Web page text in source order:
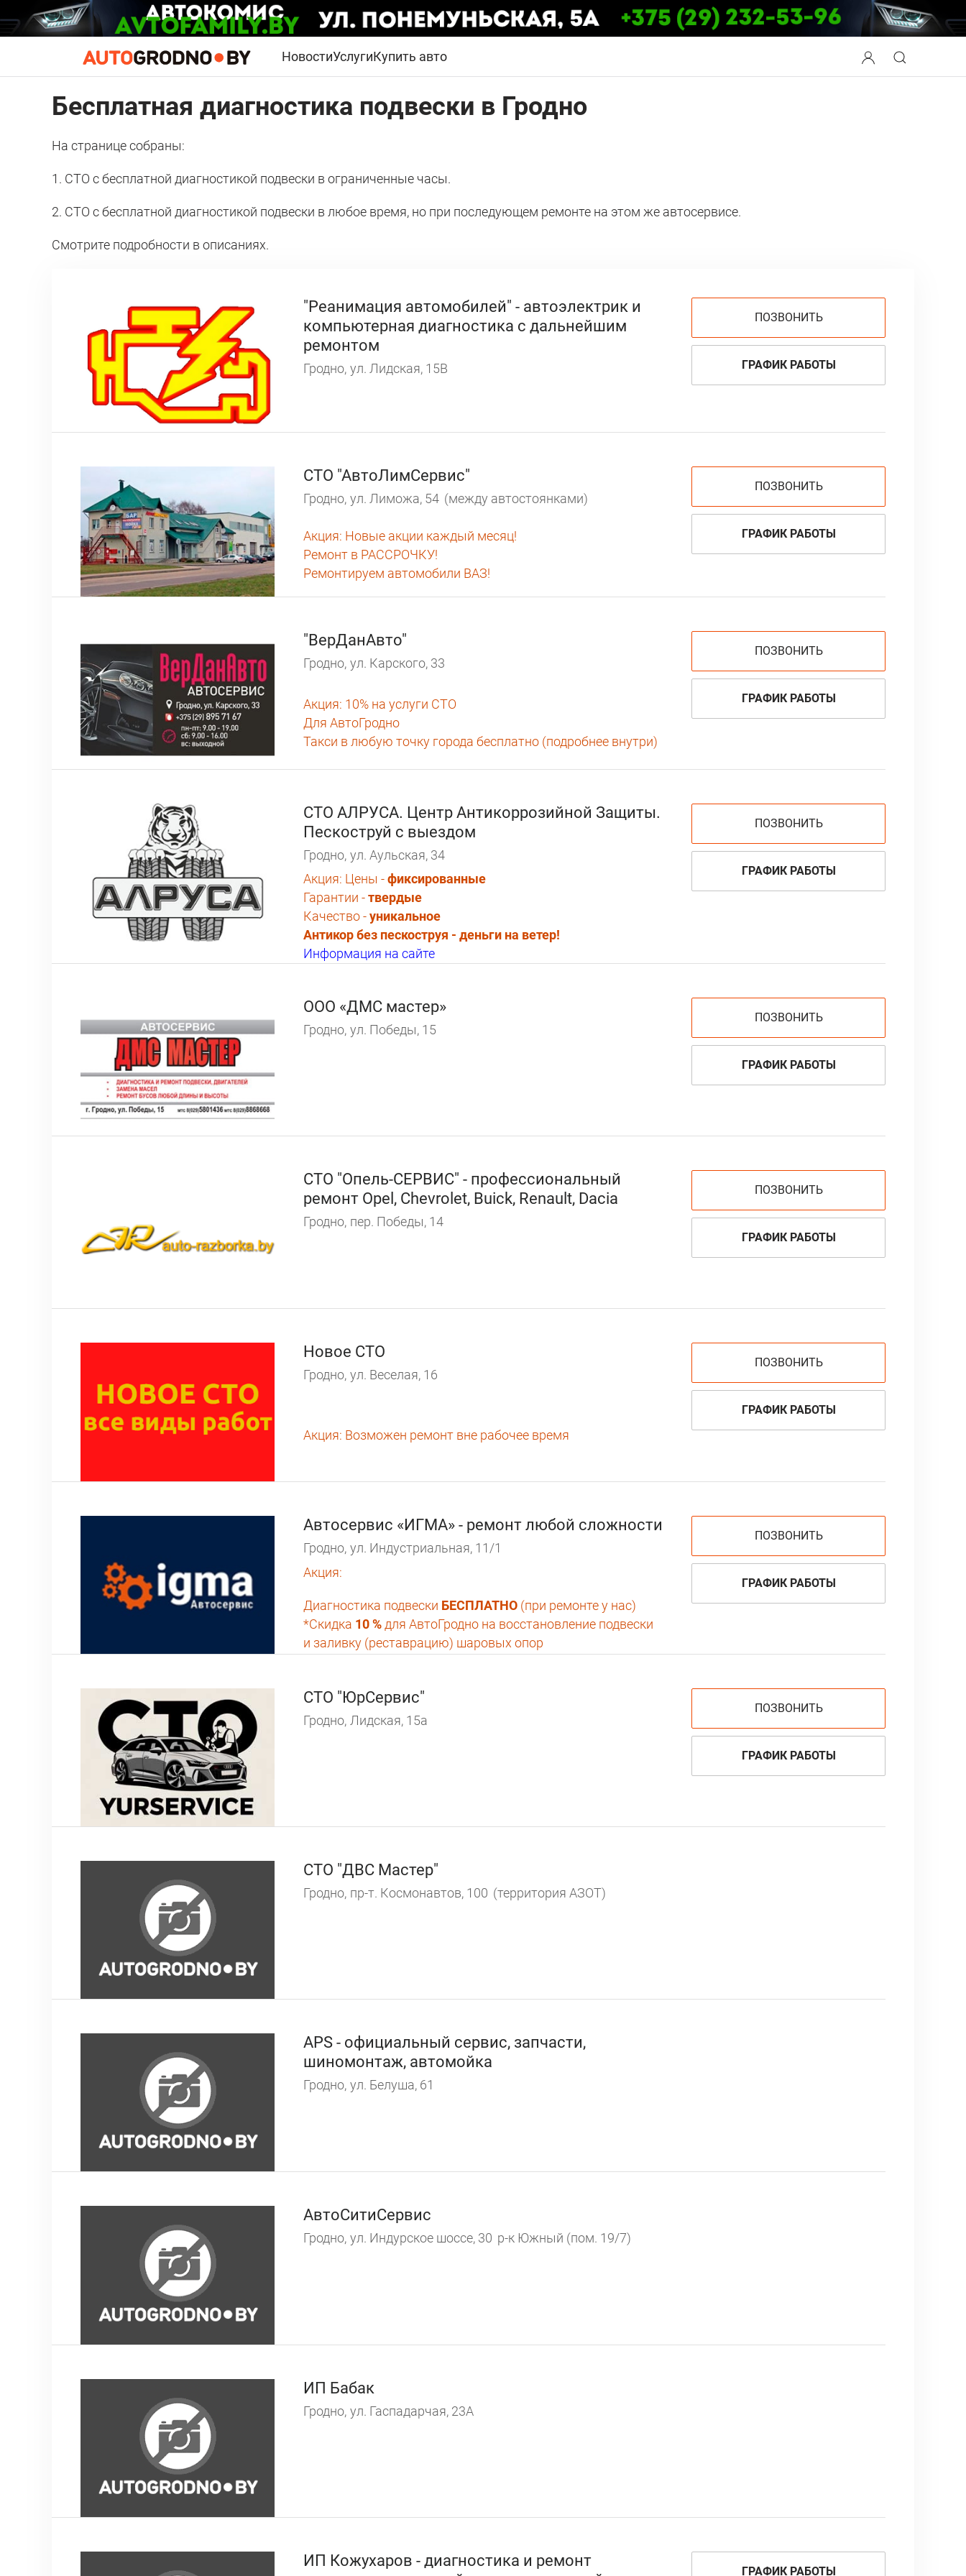
НовостиУслугиКупить авто
Бесплатная диагностика подвески в Гродно
На странице собраны:
1. СТО с бесплатной диагностикой подвески в ограниченные часы.
2. СТО с бесплатной диагностикой подвески в любое время, но при последующем ремонте на этом же автосервисе.
Смотрите подробности в описаниях.
"Реанимация автомобилей" - автоэлектрик и
компьютерная диагностика с дальнейшим
ремонтом
Гродно, ул. Лидская, 15В
ПОЗВОНИТЬ
ГРАФИК РАБОТЫ
СТО "АвтоЛимСервис"
Гродно, ул. Лиможа, 54 (между автостоянками)
Акция: Новые акции каждый месяц!
Ремонт в РАССРОЧКУ!
Ремонтируем автомобили ВАЗ!
ПОЗВОНИТЬ
ГРАФИК РАБОТЫ
"ВерДанАвто"
Гродно, ул. Карского, 33
Акция: 10% на услуги СТО
Для АвтоГродно
Такси в любую точку города бесплатно (подробнее внутри)
ПОЗВОНИТЬ
ГРАФИК РАБОТЫ
СТО АЛРУСА. Центр Антикоррозийной Защиты.
Пескоструй с выездом
Гродно, ул. Аульская, 34
Акция: Цены -фиксированные
Гарантии -твердые
Качество -уникальное
Антикор без пескоструя - деньги на ветер!
Информация на сайте
ПОЗВОНИТЬ
ГРАФИК РАБОТЫ
ООО «ДМС мастер»
Гродно, ул. Победы, 15
ПОЗВОНИТЬ
ГРАФИК РАБОТЫ
СТО "Опель-CЕРВИС" - профессиональный
ремонт Opel, Chevrolet, Buick, Renault, Dacia
Гродно, пер. Победы, 14
ПОЗВОНИТЬ
ГРАФИК РАБОТЫ
Новое СТО
Гродно, ул. Веселая, 16
Акция: Возможен ремонт вне рабочее время
ПОЗВОНИТЬ
ГРАФИК РАБОТЫ
Автосервис «ИГМА» - ремонт любой сложности
Гродно, ул. Индустриальная, 11/1
Акция:
Диагностика подвески БЕСПЛАТНО (при ремонте у нас)
*Скидка 10 % для АвтоГродно на восстановление подвески
и заливку (реставрацию) шаровых опор
ПОЗВОНИТЬ
ГРАФИК РАБОТЫ
СТО "ЮрСервис"
Гродно, Лидская, 15а
ПОЗВОНИТЬ
ГРАФИК РАБОТЫ
CТО "ДВС Мастер"
Гродно, пр-т. Космонавтов, 100 (территория АЗОТ)
АPS - официальный сервис, запчасти,
шиномонтаж, автомойка
Гродно, ул. Белуша, 61
АвтоСитиСервис
Гродно, ул. Индурское шоссе, 30 р-к Южный (пом. 19/7)
ИП Бабак
Гродно, ул. Гаспадарчая, 23А
ИП Кожухаров - диагностика и ремонт
ГРАФИК РАБОТЫ